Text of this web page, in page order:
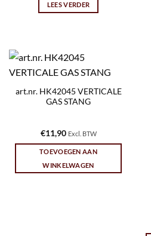
LEES VERDER
art.nr. HK42045 VERTICALE
GAS STANG
€11,90 Excl. BTW
TOEVOEGEN AAN
WINKELWAGEN